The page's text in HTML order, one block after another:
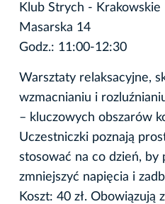
Klub Strych -
Masarska 14
Godz.: 11:00-12:30
Warsztaty relaksacyjne,
wzmacnianiu i
– kluczowych obszarów
Uczestniczki poznają
stosować na co dzień, by
zmniejszyć napięcia i
Koszt: 40 zł. Obowiązują